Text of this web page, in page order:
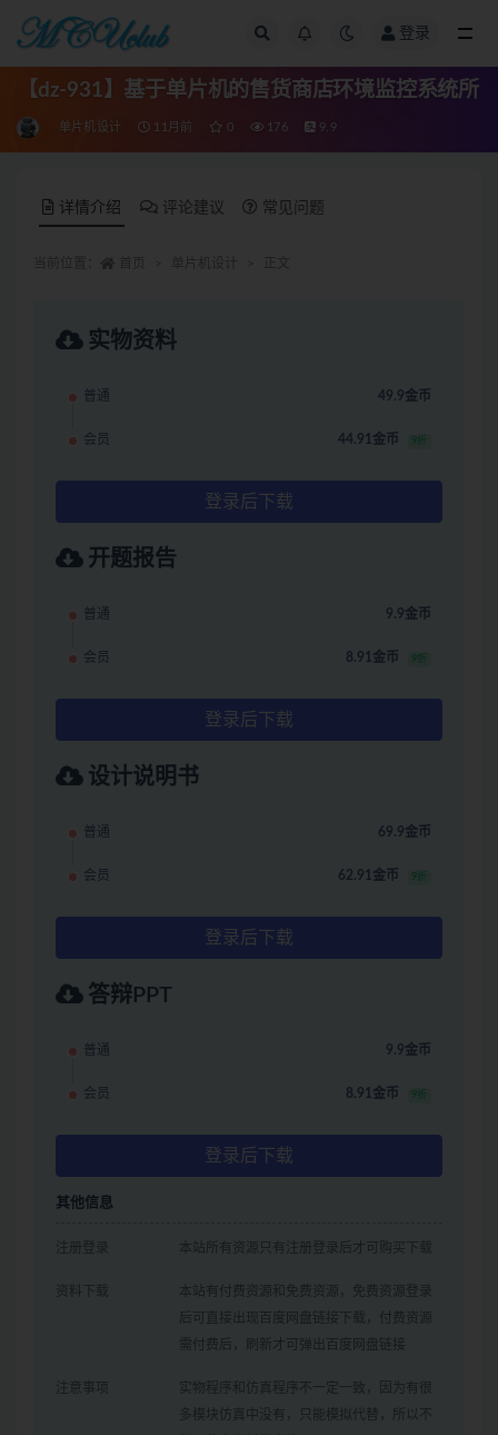
登录
【dz-931】基于单片机的售货商店环境监控系统所
单片机设计 11月前 0 176 9.9
详情介绍 评论建议 常见问题
实物资料
普通 49.9金币
会员 44.91金币 9折
登录后下载
开题报告
普通 9.9金币
会员 8.91金币 9折
登录后下载
设计说明书
普通 69.9金币
会员 62.91金币 9折
登录后下载
答辩PPT
普通 9.9金币
会员 8.91金币 9折
登录后下载
其他信息
注册登录 本站所有资源只有注册登录后才可购买下载
资料下载
本站有付费资源和免费资源，免费资源登录
后可直接出现百度网盘链接下载，付费资源
需付费后，刷新才可弹出百度网盘链接
注意事项
实物程序和仿真程序不一定一致，因为有很
多模块仿真中没有，只能模拟代替，所以不